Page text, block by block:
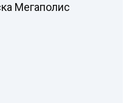
Мегаполис